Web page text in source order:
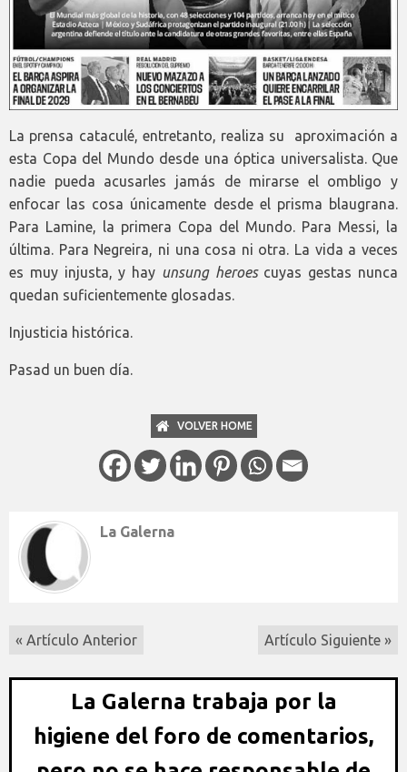
La prensa cataculé, entretanto, realiza su aproximación a
esta Copa del Mundo desde una óptica universalista. Que
nadie pueda acusarles jamás de mirarse el ombligo y
enfocar las cosa únicamente desde el prisma blaugrana.
Para Lamine, la primera Copa del Mundo. Para Messi, la
última. Para Negreira, ni una cosa ni otra. La vida a veces
es muy injusta, y hay unsung heroescuyas gestas nunca
quedan suficientemente glosadas.
Injusticia histórica.
Pasad un buen día.
VOLVER HOME
La Galerna
« Artículo Anterior Artículo Siguiente »
La Galerna trabaja por la
higiene del foro de comentarios,